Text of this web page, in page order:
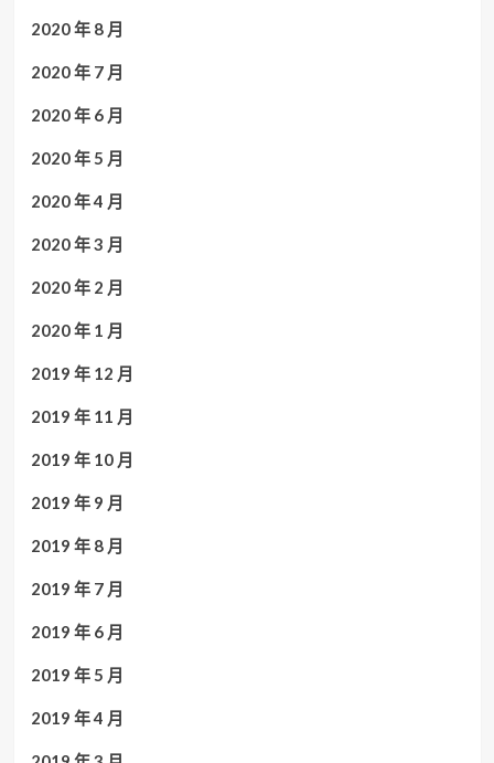
2020 年 8 月
2020 年 7 月
2020 年 6 月
2020 年 5 月
2020 年 4 月
2020 年 3 月
2020 年 2 月
2020 年 1 月
2019 年 12 月
2019 年 11 月
2019 年 10 月
2019 年 9 月
2019 年 8 月
2019 年 7 月
2019 年 6 月
2019 年 5 月
2019 年 4 月